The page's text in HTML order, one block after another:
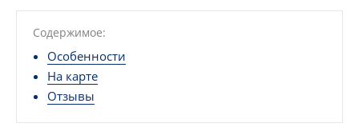
ДОСТОПРИМЕЧАТЕЛЬНОСТИ
КЕМПИНГ
КОМАРКИ (РАЙОНЫ)
РЕЦЕПТЫ
Содержимое:
Особенности
На карте
Отзывы